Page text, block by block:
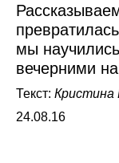
мы
вечерними
Текст: Кристина
24.08.16